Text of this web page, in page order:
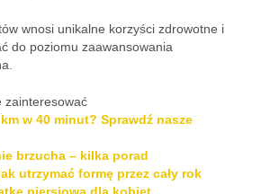
wnosi unikalne korzyści zdrowotne i
do poziomu zaawansowania
zainteresować
w 40 minut? Sprawdź nasze
brzucha – kilka porad
utrzymać formę przez cały rok